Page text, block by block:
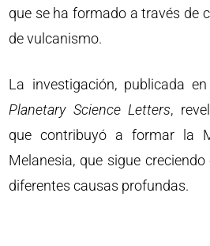
que se ha formado a través de
de vulcanismo.
La investigación, publicada
Planetary Science Letters,
que contribuyó a formar la
Melanesia, que sigue
diferentes causas profundas.